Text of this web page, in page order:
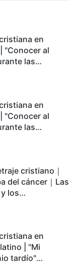
en
"Conocer al
las
sobrevivir?
en
"Conocer al
las
refugio?
cristiano｜
del cáncer｜Las
los
en
| "Mi
tardío"